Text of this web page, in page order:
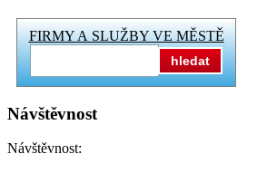
FIRMY A SLUŽBY VE MĚSTĚ
hledat
Návštěvnost
Návštěvnost: